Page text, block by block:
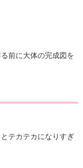
前に大体の完成図を
テカテカになりすぎ